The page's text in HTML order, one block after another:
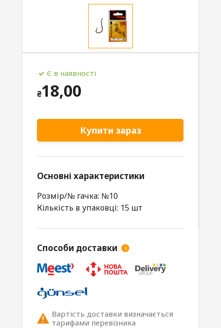
Є в наявності
₴18,00
Купити зараз
Основні характеристики
Розмір/№ гачка: №10
Кількість в упаковці: 15 шт
Способи доставки i
Вартість доставки визначається
тарифами перевізника